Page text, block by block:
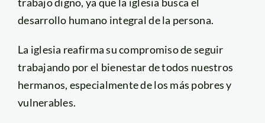
trabajo digno, ya que la iglesia busca el
desarrollo humano integral de la persona.
La iglesia reafirma su compromiso de seguir
trabajando por el bienestar de todos nuestros
hermanos, especialmente de los más pobres y
vulnerables.